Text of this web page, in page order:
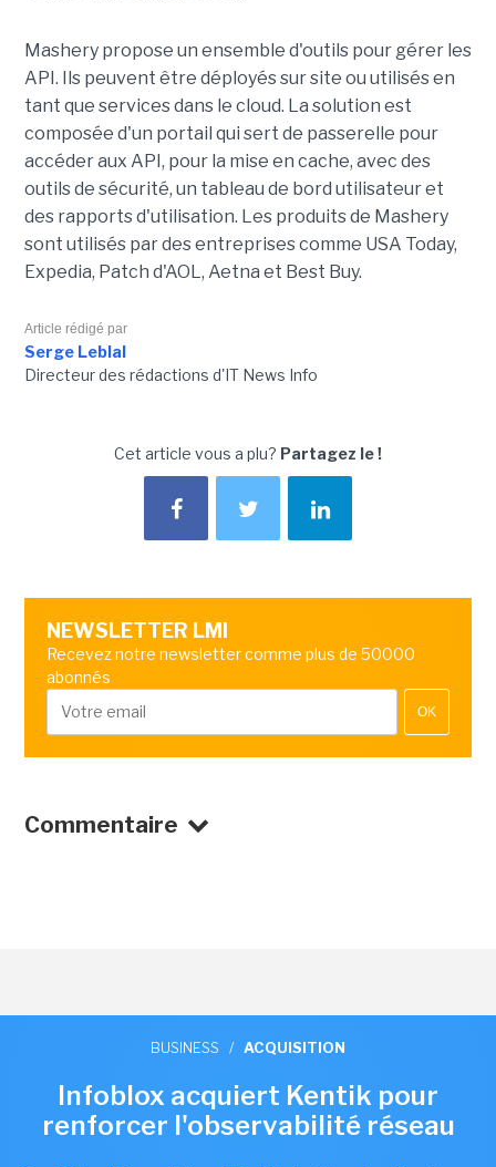
Mashery propose un ensemble d'outils pour gérer les
API. Ils peuvent être déployés sur site ou utilisés en
tant que services dans le cloud. La solution est
composée d'un portail qui sert de passerelle pour
accéder aux API, pour la mise en cache, avec des
outils de sécurité, un tableau de bord utilisateur et
des rapports d'utilisation. Les produits de Mashery
sont utilisés par des entreprises comme USA Today,
Expedia, Patch d'AOL, Aetna et Best Buy.
Article rédigé par
Serge Leblal
Directeur des rédactions d'IT News Info
Cet article vous a plu? Partagez le !
NEWSLETTER LMI
Recevez notre newsletter comme plus de 50000
abonnés
OK
Commentaire
BUSINESS / ACQUISITION
Infoblox acquiert Kentik pour
renforcer l'observabilité réseau